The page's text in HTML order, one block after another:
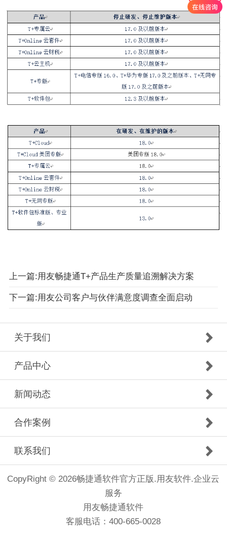
上一篇:用友畅捷通T+产品生产质量追溯解决方案
下一篇:用友公司客户与伙伴满意度调查全面启动​
关于我们
产品中心
新闻动态
合作案例
联系我们
CopyRight © 2026畅捷通软件官方正版.用友软件.企业云
服务
用友畅捷通软件
客服电话：400-665-0028